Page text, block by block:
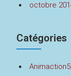
octobre
Catégories